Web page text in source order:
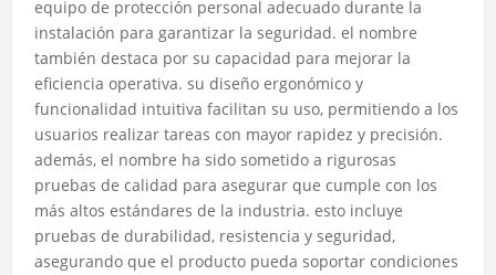
equipo de protección personal adecuado durante la
instalación para garantizar la seguridad. el nombre
también destaca por su capacidad para mejorar la
eficiencia operativa. su diseño ergonómico y
funcionalidad intuitiva facilitan su uso, permitiendo a los
usuarios realizar tareas con mayor rapidez y precisión.
además, el nombre ha sido sometido a rigurosas
pruebas de calidad para asegurar que cumple con los
más altos estándares de la industria. esto incluye
pruebas de durabilidad, resistencia y seguridad,
asegurando que el producto pueda soportar condiciones